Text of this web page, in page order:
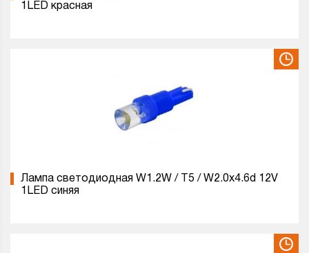
1LED красная
Лампа светодиодная W1.2W / T5 / W2.0x4.6d 12V
1LED синяя